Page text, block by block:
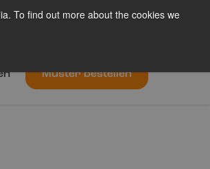
To find out more about the cookies we
uns Kontakt De
Muster bestellen